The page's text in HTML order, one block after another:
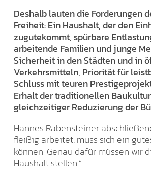
Deshalb lauten die Forderungen
Freiheit: Ein Haushalt, der den
zugutekommt, spürbare
arbeitende Familien und junge
Sicherheit in den Städten und in
Verkehrsmitteln, Priorität für
Schluss mit teuren
Erhalt der traditionellen
gleichzeitiger Reduzierung der
Hannes Rabensteiner
fleißig arbeitet, muss sich ein
können. Genau dafür müssen wir
Haushalt stellen.“